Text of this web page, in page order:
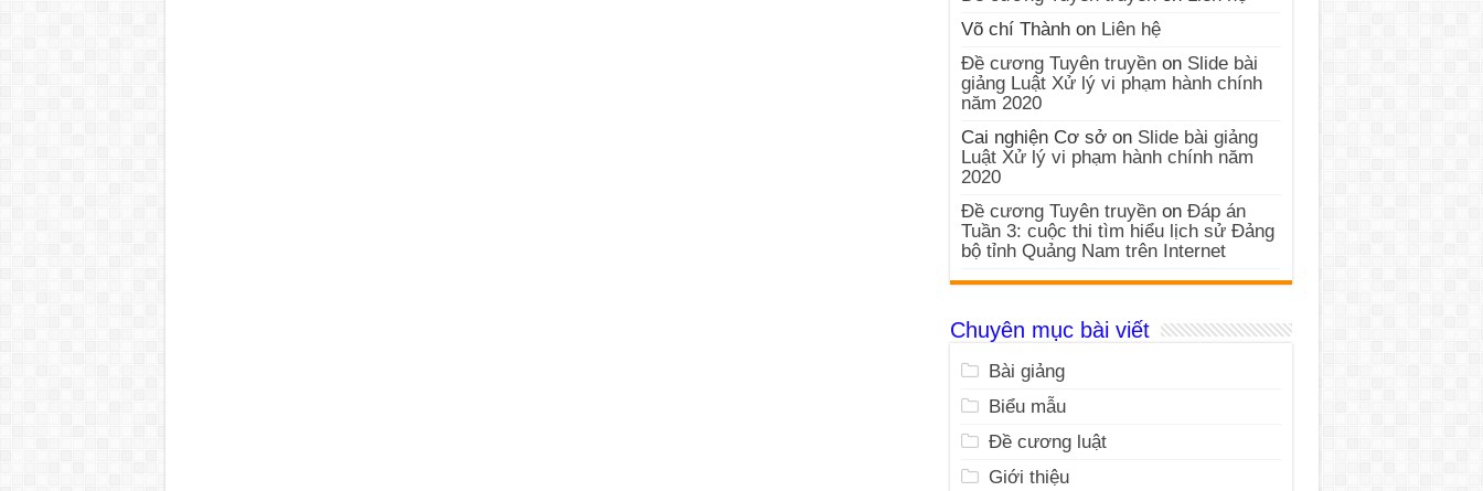
Võ chí Thànhon Liên hệ
Đề cương Tuyên truyềnon Slide bài
giảng Luật Xử lý vi phạm hành chính
năm 2020
Cai nghiện Cơ sởon Slide bài giảng
Luật Xử lý vi phạm hành chính năm
2020
Đề cương Tuyên truyềnon Đáp án
Tuần 3: cuộc thi tìm hiểu lịch sử Đảng
bộ tỉnh Quảng Nam trên Internet
Chuyên mục bài viết
Bài giảng
Biểu mẫu
Đề cương luật
Giới thiệu